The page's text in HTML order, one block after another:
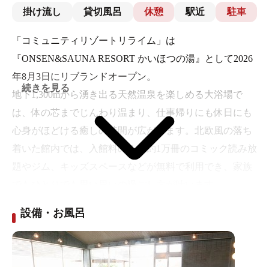
掛け流し 貸切風呂 休憩 駅近 駐車
「コミュニティリゾートリライム」は
『ONSEN&SAUNA RESORT かいほつの湯』として2026
年8月3日にリブランドオープン。
地下1,300mから湧き出る天然温泉を楽しめる大浴場で
は、体の芯までじんわり温まり、仕事帰りにも休日にも
心身がほどける癒しの時間が広がります。北欧風の落ち
着いた館内では、入館料のみで約1万冊のコミック読み放
ナガーデンMoi」がオープン予定。多彩なサウナ・水風
呂・ととのい空間で、その日の気分に合わせた“ととの
う”体験を楽しめる、温泉とサウナの新たな注目スポット
続きを見る
設備・お風呂